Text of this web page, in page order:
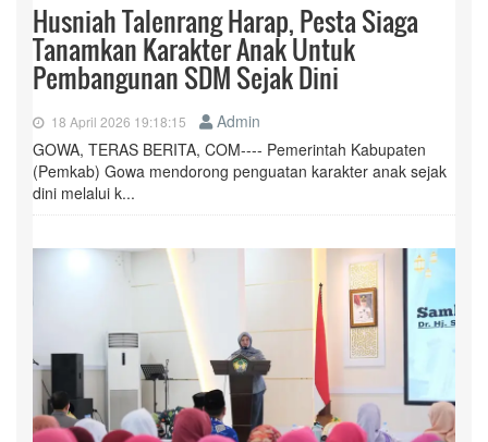
Husniah Talenrang Harap, Pesta Siaga
Tanamkan Karakter Anak Untuk
Pembangunan SDM Sejak Dini
18 April 2026 19:18:15
Admin
GOWA, TERAS BERITA, COM---- Pemerintah Kabupaten
(Pemkab) Gowa mendorong penguatan karakter anak sejak
dini melalui k...